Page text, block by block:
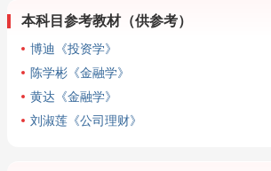
本科目参考教材（供参考）
博迪《投资学》
陈学彬《金融学》
黄达《金融学》
刘淑莲《公司理财》